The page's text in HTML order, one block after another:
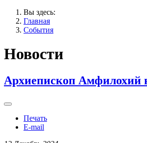
Вы здесь:
Главная
События
Новости
Архиепископ Амфилохий
Печать
E-mail